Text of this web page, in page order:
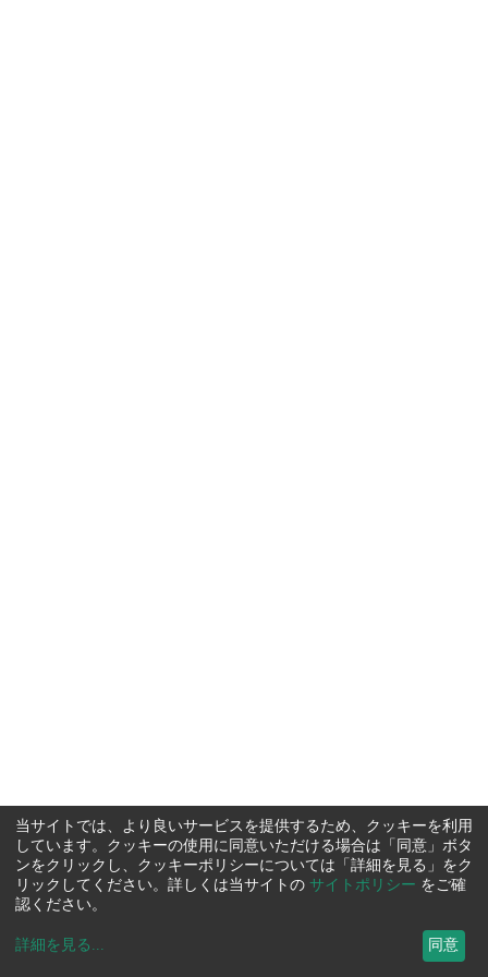
当サイトでは、より良いサービスを提供するため、クッキーを利用
しています。クッキーの使用に同意いただける場合は「同意」ボタ
ンをクリックし、クッキーポリシーについては「詳細を見る」をク
リックしてください。詳しくは当サイトの サイトポリシー をご確
認ください。
詳細を見る ... 同意